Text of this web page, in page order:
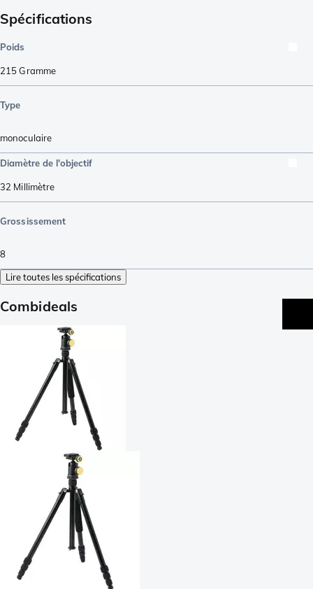
Spécifications
Poids
215Gramme
Type
monoculaire
Diamètre de l'objectif
32 Millimètre
Grossissement
8
Lire toutes les spécifications
Combideals